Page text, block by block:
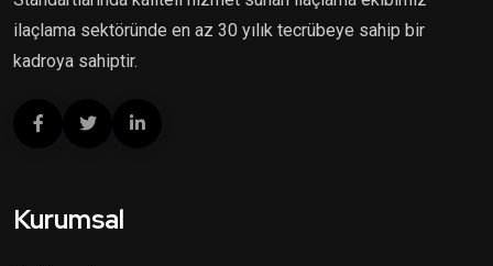
ilaçlama sektöründe en az 30 yılık tecrübeye sahip bir
kadroya sahiptir.
Kurumsal